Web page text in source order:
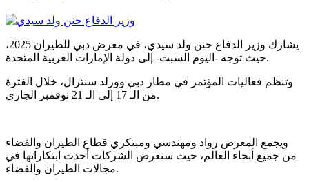
يشارك وزير الدفاع حنن ولد سيدي، في معرض دبي للطيران 2025،
حيث توجه -اليوم السبت- إلى دولة الإمارات العربية المتحدة.
وتنظم فعاليات المؤتمر في مطار دبي وورلد سنترال، خلال الفترة
من الـ 17 إلى الـ 21 نوفمبر الجاري.
ويجمع المعرض رواد ومهندسي ومبتكري قطاع الطيران والفضاء
من جميع أنحاء العالم، حيث ستعرض الشركات أحدث ابتكاراتها في
مجالات الطيران والفضاء.